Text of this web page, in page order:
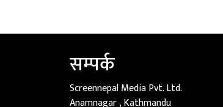
सम्पर्क
Screennepal Media Pvt. Ltd.
Anamnagar , Kathmandu